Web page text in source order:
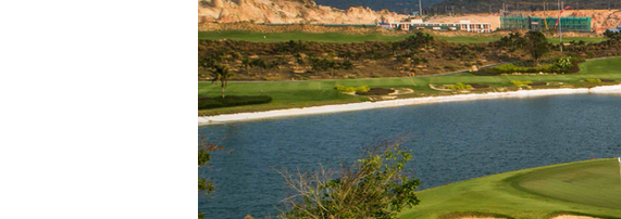
↓
현지 가이드 팀 미팅
↓
KN 골프장 이동
↓
리셉션 / 점심식사
골프투어